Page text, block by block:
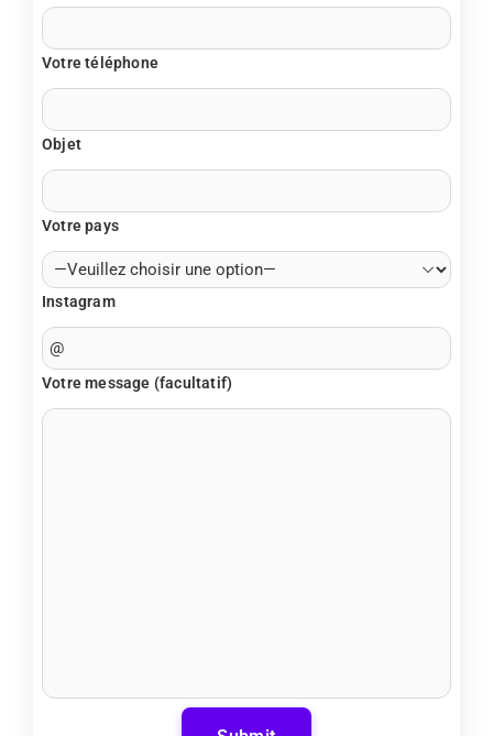
Votre téléphone
Objet
Votre pays
Instagram
Votre message (facultatif)